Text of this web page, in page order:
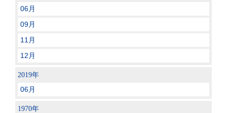
06月
09月
11月
12月
2019年
06月
1970年